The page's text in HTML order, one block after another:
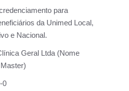
para
da Unimed Local,
e Nacional.
Geral Ltda (Nome
0